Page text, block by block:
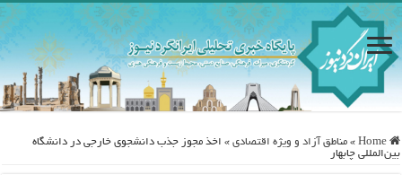
Home
» مناطق آزاد و ویژه اقتصادی » اخذ مجوز جذب دانشجوی خارجی در دانشگاه
بین‌المللی چابهار